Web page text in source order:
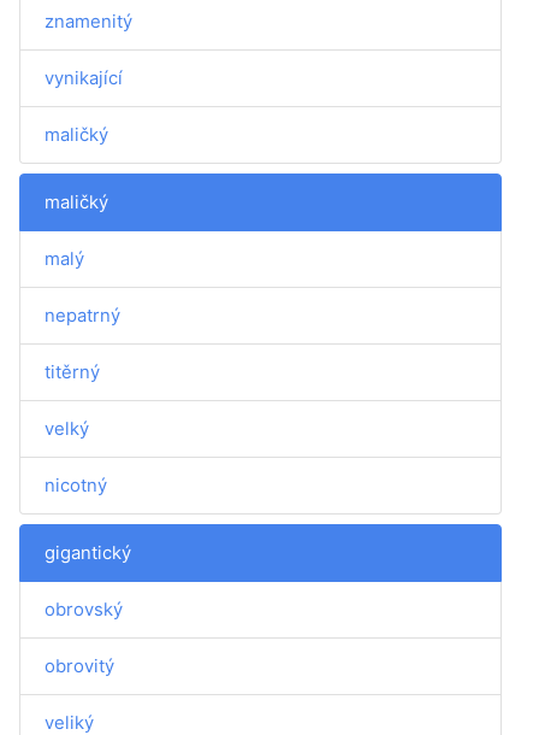
znamenitý
vynikající
maličký
maličký
malý
nepatrný
titěrný
velký
nicotný
gigantický
obrovský
obrovitý
veliký